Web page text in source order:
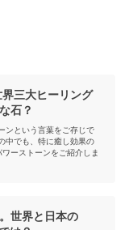
三大ヒーリング
石？
ンという言葉をご存じで
中でも、特に癒し効果の
ーストーンをご紹介しま
世界と日本の